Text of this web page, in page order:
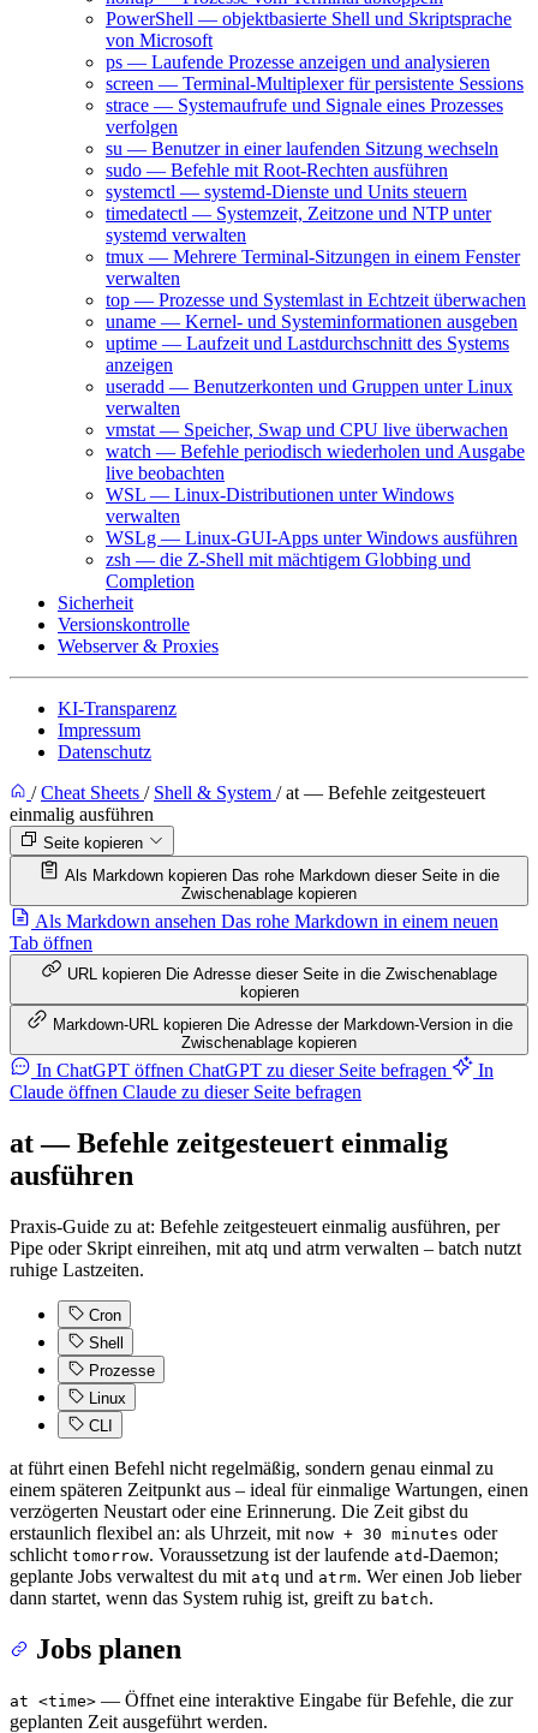
PowerShell — objektbasierte Shell und Skriptsprache
von Microsoft
ps — Laufende Prozesse anzeigen und analysieren
screen — Terminal-Multiplexer für persistente Sessions
strace — Systemaufrufe und Signale eines Prozesses
verfolgen
su — Benutzer in einer laufenden Sitzung wechseln
sudo — Befehle mit Root-Rechten ausführen
systemctl — systemd-Dienste und Units steuern
timedatectl — Systemzeit, Zeitzone und NTP unter
systemd verwalten
tmux — Mehrere Terminal-Sitzungen in einem Fenster
verwalten
top — Prozesse und Systemlast in Echtzeit überwachen
uname — Kernel- und Systeminformationen ausgeben
uptime — Laufzeit und Lastdurchschnitt des Systems
anzeigen
useradd — Benutzerkonten und Gruppen unter Linux
verwalten
vmstat — Speicher, Swap und CPU live überwachen
watch — Befehle periodisch wiederholen und Ausgabe
live beobachten
WSL — Linux-Distributionen unter Windows
verwalten
WSLg — Linux-GUI-Apps unter Windows ausführen
zsh — die Z-Shell mit mächtigem Globbing und
Completion
Sicherheit
Versionskontrolle
Webserver & Proxies
KI-Transparenz
Impressum
Datenschutz
/ Cheat Sheets / Shell & System / at — Befehle zeitgesteuert
einmalig ausführen
Seite kopieren
Als Markdown kopieren Das rohe Markdown dieser Seite in die
Zwischenablage kopieren
Als Markdown ansehen Das rohe Markdown in einem neuen
Tab öffnen
URL kopieren Die Adresse dieser Seite in die Zwischenablage
kopieren
Markdown-URL kopieren Die Adresse der Markdown-Version in die
Zwischenablage kopieren
In ChatGPT öffnen ChatGPT zu dieser Seite befragen
In
Claude öffnen Claude zu dieser Seite befragen
at — Befehle zeitgesteuert einmalig
ausführen
Praxis-Guide zu at: Befehle zeitgesteuert einmalig ausführen, per
Pipe oder Skript einreihen, mit atq und atrm verwalten – batch nutzt
ruhige Lastzeiten.
Cron
Shell
Prozesse
Linux
CLI
at führt einen Befehl nicht regelmäßig, sondern genau einmal zu
einem späteren Zeitpunkt aus – ideal für einmalige Wartungen, einen
verzögerten Neustart oder eine Erinnerung. Die Zeit gibst du
erstaunlich flexibel an: als Uhrzeit, mit now + 30 minutes oder
schlicht tomorrow. Voraussetzung ist der laufende atd-Daemon;
geplante Jobs verwaltest du mit atq und atrm. Wer einen Job lieber
dann startet, wenn das System ruhig ist, greift zu batch.
Jobs planen
at <time> — Öffnet eine interaktive Eingabe für Befehle, die zur
geplanten Zeit ausgeführt werden.